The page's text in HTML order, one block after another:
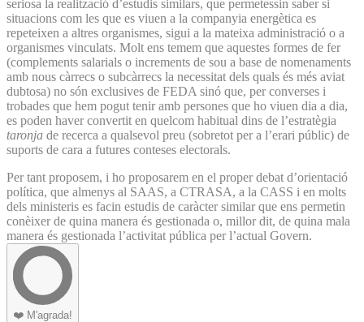
seriosa la realització d’estudis similars, que permetessin saber si
situacions com les que es viuen a la companyia energètica es
repeteixen a altres organismes, sigui a la mateixa administració o a
organismes vinculats. Molt ens temem que aquestes formes de fer
(complements salarials o increments de sou a base de nomenaments
amb nous càrrecs o subcàrrecs la necessitat dels quals és més aviat
dubtosa) no són exclusives de FEDA sinó que, per converses i
trobades que hem pogut tenir amb persones que ho viuen dia a dia,
es poden haver convertit en quelcom habitual dins de l’estratègia
taronja de recerca a qualsevol preu (sobretot per a l’erari públic) de
suports de cara a futures conteses electorals.
Per tant proposem, i ho proposarem en el proper debat d’orientació
política, que almenys al SAAS, a CTRASA, a la CASS i en molts
dels ministeris es facin estudis de caràcter similar que ens permetin
conèixer de quina manera és gestionada o, millor dit, de quina mala
manera és gestionada l’activitat pública per l’actual Govern.
❤️ M'agrada!